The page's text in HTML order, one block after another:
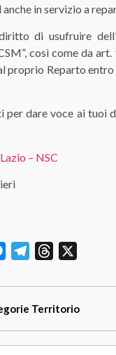
in servizio a
di usufruire
così come da
proprio Reparto
per dare voce ai tuoi
– NSC
MessengerTelegramThreads
Territorio